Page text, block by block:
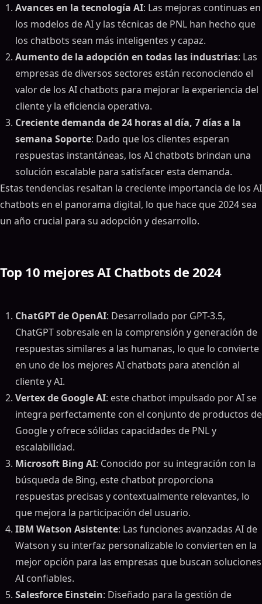
Avances en la tecnología AI: Las mejoras continuas en
los modelos de AI y las técnicas de PNL han hecho que
los chatbots sean más inteligentes y capaz.
Aumento de la adopción en todas las industrias: Las
empresas de diversos sectores están reconociendo el
valor de los AI chatbots para mejorar la experiencia del
cliente y la eficiencia operativa.
Creciente demanda de 24 horas al día, 7 días a la
semana Soporte: Dado que los clientes esperan
respuestas instantáneas, los AI chatbots brindan una
solución escalable para satisfacer esta demanda.
Estas tendencias resaltan la creciente importancia de los AI
chatbots en el panorama digital, lo que hace que 2024 sea
un año crucial para su adopción y desarrollo.
Top 10 mejores AI Chatbots de 2024
ChatGPT de OpenAI: Desarrollado por GPT-3.5,
ChatGPT sobresale en la comprensión y generación de
respuestas similares a las humanas, lo que lo convierte
en uno de los mejores AI chatbots para atención al
cliente y AI.
Vertex de Google AI: este chatbot impulsado por AI se
integra perfectamente con el conjunto de productos de
Google y ofrece sólidas capacidades de PNL y
escalabilidad.
Microsoft Bing AI: Conocido por su integración con la
búsqueda de Bing, este chatbot proporciona
respuestas precisas y contextualmente relevantes, lo
que mejora la participación del usuario.
IBM Watson Asistente: Las funciones avanzadas AI de
Watson y su interfaz personalizable lo convierten en la
mejor opción para las empresas que buscan soluciones
AI confiables.
Salesforce Einstein: Diseñado para la gestión de